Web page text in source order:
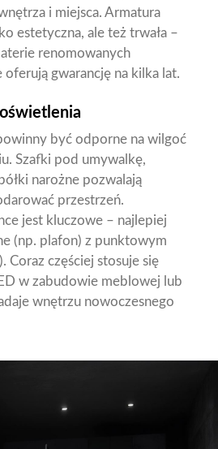
i miejsca. Armatura
estetyczna, ale też trwała –
renomowanych
gwarancję na kilka lat.
być odporne na wilgoć
Szafki pod umywalkę,
narożne pozwalają
przestrzeń.
jest kluczowe – najlepiej
(np. plafon) z punktowym
Coraz częściej stosuje się
w zabudowie meblowej lub
wnętrzu nowoczesnego